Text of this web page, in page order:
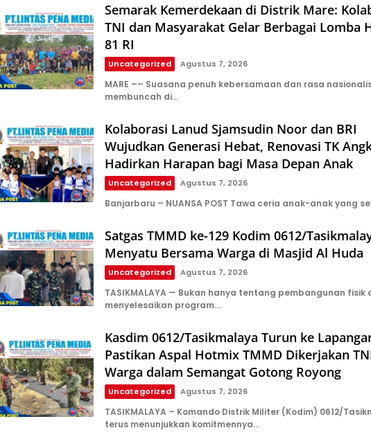
Semarak Kemerdekaan di Distrik Mare:
TNI dan Masyarakat Gelar Berbagai Lomba
81 RI
Uncategorized Agustus 7, 2026
​MARE –– Suasana penuh kebersamaan dan rasa
membuncah di…
Kolaborasi Lanud Sjamsudin Noor dan BRI
Wujudkan Generasi Hebat, Renovasi TK
Hadirkan Harapan bagi Masa Depan Anak
Uncategorized Agustus 7, 2026
Banjarbaru – NUANSA POST Tawa ceria anak-anak yang
Satgas TMMD ke-129 Kodim 0612/
Menyatu Bersama Warga di Masjid Al Huda
Uncategorized Agustus 7, 2026
TASIKMALAYA — Bukan hanya tentang pembangunan fisik
menyelesaikan program…
Kasdim 0612/Tasikmalaya Turun ke
Pastikan Aspal Hotmix TMMD Dikerjakan
Warga dalam Semangat Gotong Royong
Uncategorized Agustus 7, 2026
TASIKMALAYA – Komando Distrik Militer (Kodim) 0612/
terus menunjukkan komitmennya…